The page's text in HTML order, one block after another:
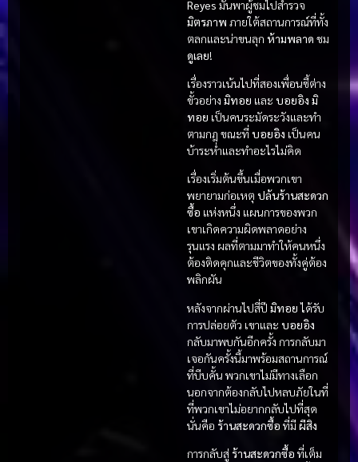
Reyes มันพาผู้ชมไปสำรวจ
มิตรภาพ ภายใต้สถานการณ์ที่ทั้ง
ตลกและน่าขนลุก ห้ามพลาด ชม
ดูเลย!
เรื่องราวเน้นไปที่สองเพื่อนซี้ต่าง
ขั้วอย่าง มิทอย และ บอยอิง มิ
ทอย เป็นคนระมัดระวังและทำ
ตามกฎ ขณะที่ บอยอิง เป็นคน
บ้าระห่ำและทำอะไรไม่คิด
เรื่องเริ่มต้นขึ้นเมื่อพวกเขา
พยายามก่อเหตุ ปล้นร้านสะดวก
ซื้อ แห่งหนึ่ง แผนการของพวก
เขาเกิดความผิดพลาดอย่าง
รุนแรง ผลที่ตามมาทำให้คนหนึ่ง
ต้องติดคุกและชีวิตของทั้งคู่ต้อง
พลิกผัน
หลังจากผ่านไปสี่ปี มิทอยได้รับ
การปล่อยตัว เขาและ บอยอิง
กลับมาพบกันอีกครั้ง การกลับมา
เจอกันครั้งนี้มาพร้อมสถานการณ์
ที่บีบคั้น พวกเขาไม่มีทางเลือก
นอกจากต้องกลับไปหลบภัยในที่
ที่พวกเขาไม่อยากกลับไปที่สุด
นั่นคือ ร้านสะดวกซื้อ ที่มี ผีสิง
การกลับสู่ ร้านสะดวกซื้อ ที่เต็ม